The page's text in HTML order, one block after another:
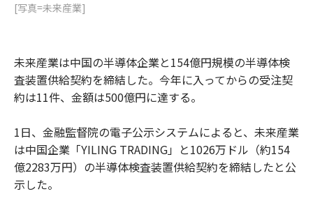
[写真=未来産業]
未来産業は中国の半導体企業と154億円規模の半導体検
査装置供給契約を締結した。今年に入ってからの受注契
約は11件、金額は500億円に達する。
1日、金融監督院の電子公示システムによると、未来産業
は中国企業「YILING TRADING」と1026万ドル（約154
億2283万円）の半導体検査装置供給契約を締結したと公
示した。